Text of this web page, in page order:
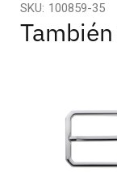
SKU: 100859-35